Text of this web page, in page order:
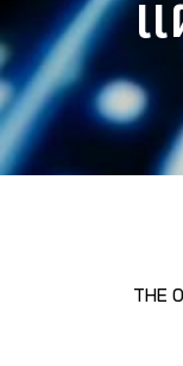
แ
THE